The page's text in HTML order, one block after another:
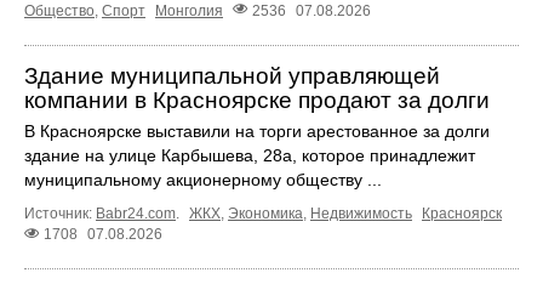
Общество Спорт Монголия 2536 07.08.2026
Здание муниципальной управляющей
компании в Красноярске продают за долги
В Красноярске выставили на торги арестованное за долги
здание на улице Карбышева, 28а, которое принадлежит
муниципальному акционерному обществу ...
Источник: Babr24.com ЖКХ Экономика Недвижимость
Красноярск
1708
07.08.2026